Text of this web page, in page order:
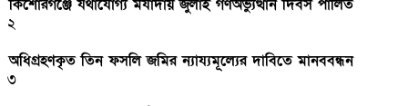
কিশোরগঞ্জে যথাযোগ্য মর্যাদায় জুলাই গণঅভ্যুত্থান দিবস পালিত
২
অধিগ্রহণকৃত তিন ফসলি জমির ন্যায্যমূল্যের দাবিতে মানববন্ধন
৩